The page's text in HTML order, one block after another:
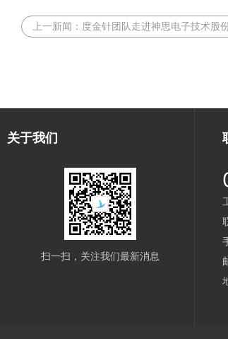
上一新闻： 度金针团队走进神思电子技术股
关于我们
扫一扫，关注我们最新消息